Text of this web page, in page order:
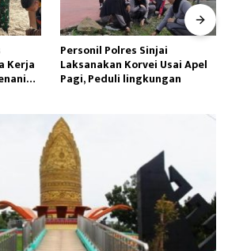
Kerja
Personil Polres Sinjai
Laksanakan Korvei Usai Apel
Pagi, Peduli lingkungan